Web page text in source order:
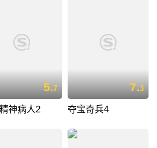
5.7
神病人2
7.3
夺宝奇兵4